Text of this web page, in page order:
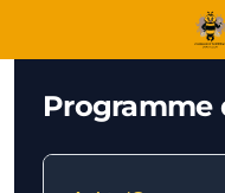
Programme